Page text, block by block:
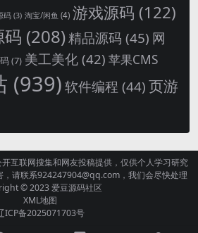
码 (3) 淘宝/闲鱼 (4) 游戏源码 (122)
码 (208)精品源码 (45) 网
(7) 美工美化 (42) 苹果CMS
(939)软件编程 (44)页游
互联网搜集和网友投稿提供，仅供个人学习研究
，请联系924247904@qq.com，我们会尽快处理
© 2023爱豆源码社区
XML地图
ICP备2025071703号